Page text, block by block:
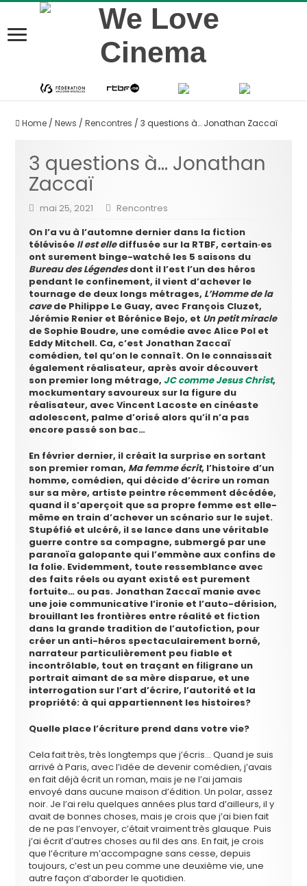
Home / News / Rencontres / 3 questions à… Jonathan Zaccaï
3 questions à… Jonathan
Zaccaï
mai 25, 2021
Rencontres
On l’a vu à l’automne dernier dans la fiction
télévisée Il est ellediffusée sur la RTBF, certain·es
ont surement binge-watché les 5 saisons du
Bureau des Légendesdont il l’est l’un des héros
pendant le confinement, il vient d’achever le
tournage de deux longs métrages, L’Homme de la
cavede Philippe Le Guay, avec François Cluzet,
Jérémie Renier et Bérénice Bejo, et Un petit miracle
de Sophie Boudre, une comédie avec Alice Pol et
Eddy Mitchell. Ca, c’est Jonathan Zaccaï
comédien, tel qu’on le connaît. On le connaissait
également réalisateur, après avoir découvert
son premier long métrage, JC comme Jesus Christ,
mockumentary savoureux sur la figure du
réalisateur, avec Vincent Lacoste en cinéaste
adolescent, palme d’orisé alors qu’il n’a pas
encore passé son bac…
En février dernier, il créait la surprise en sortant
son premier roman, Ma femme écrit, l’histoire d’un
homme, comédien, qui décide d’écrire un roman
sur sa mère, artiste peintre récemment décédée,
quand il s’aperçoit que sa propre femme est elle-
même en train d’achever un scénario sur le sujet.
Stupéfié et ulcéré, il se lance dans une véritable
guerre contre sa compagne, submergé par une
paranoïa galopante qui l’emmène aux confins de
la folie. Evidemment, toute ressemblance avec
des faits réels ou ayant existé est purement
fortuite… ou pas. Jonathan Zaccaï manie avec
une joie communicative l’ironie et l’auto-dérision,
brouillant les frontières entre réalité et fiction
dans la grande tradition de l’autofiction, pour
créer un anti-héros spectaculairement borné,
narrateur particulièrement peu fiable et
incontrôlable, tout en traçant en filigrane un
portrait aimant de sa mère disparue, et une
interrogation sur l’art d’écrire, l’autorité et la
propriété: à qui appartiennent les histoires?
Quelle place l’écriture prend dans votre vie?
Cela fait très, très longtemps que j’écris… Quand je suis
arrivé à Paris, avec l’idée de devenir comédien, j’avais
en fait déjà écrit un roman, mais je ne l’ai jamais
envoyé dans aucune maison d’édition. Un polar, assez
noir. Je l’ai relu quelques années plus tard d’ailleurs, il y
avait de bonnes choses, mais je crois que j’ai bien fait
de ne pas l’envoyer, c’était vraiment très glauque. Puis
j’ai écrit d’autres choses au fil des ans. En fait, je crois
que l’écriture m’accompagne sans cesse, depuis
toujours, c’est un peu comme une deuxième vie, une
autre façon d’aborder le quotidien.